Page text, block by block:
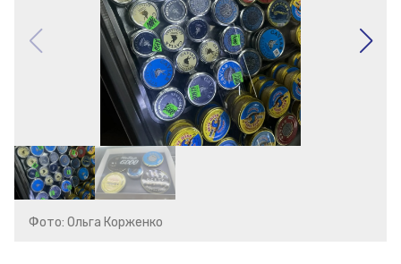
Фото: Ольга Корженко